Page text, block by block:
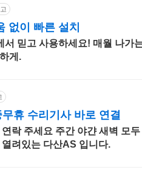
없이 빠른 설치
서 믿고 사용하세요! 매월 나가
게.
휴 수리기사 바로 연결
락 주세요 주간 야갼 새벽 모
려있는 다산AS 입니다.